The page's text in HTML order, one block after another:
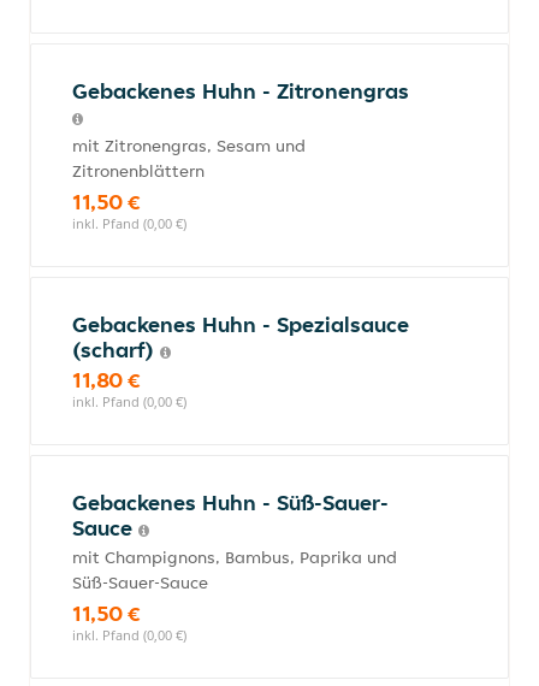
Gebackenes Huhn - Zitronengras
mit Zitronengras, Sesam und
Zitronenblättern
11,50 €
inkl. Pfand (0,00 €)
Gebackenes Huhn - Spezialsauce
(scharf)
11,80 €
inkl. Pfand (0,00 €)
Gebackenes Huhn - Süß-Sauer-
Sauce
mit Champignons, Bambus, Paprika und
Süß-Sauer-Sauce
11,50 €
inkl. Pfand (0,00 €)